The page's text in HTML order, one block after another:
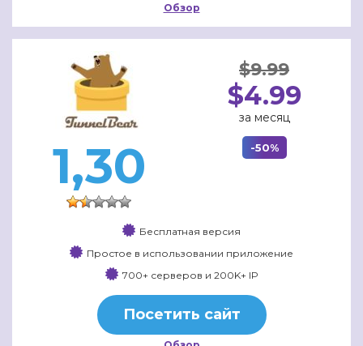
Обзор
1,30
$9.99
$4.99
за месяц
-50%
Бесплатная версия
Простое в использовании приложение
700+ серверов и 200K+ IP
Посетить сайт